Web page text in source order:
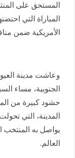
المستحق على
المباراة التي
الأمريكية ضمن
وعاشت مدينة
الجنوبية، مساء
حشود كبيرة من
المدينة، التي
يواصل به المنتخب
العالم.